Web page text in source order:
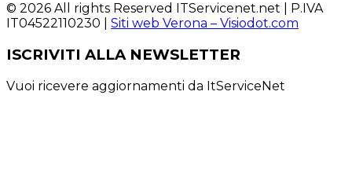
© 2026 All rights Reserved ITServicenet.net | P.IVA
IT04522110230 | Siti web Verona – Visiodot.com
ISCRIVITI ALLA NEWSLETTER
Vuoi ricevere aggiornamenti da ItServiceNet